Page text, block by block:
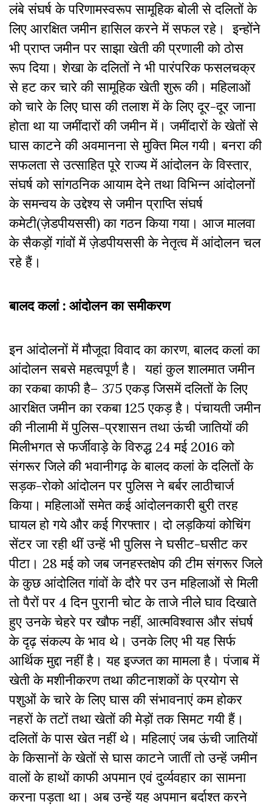
लंबे संघर्ष के परिणामस्वरूप सामूहिक बोली से दलितों के
लिए आरक्षित जमीन हासिल करने में सफल रहे। इन्होंने
भी प्राप्त जमीन पर साझा खेती की प्रणाली को ठोस
रूप दिया। शेखा के दलितों ने भी पारंपरिक फसलचक्र
से हट कर चारे की सामूहिक खेती शुरू की। महिलाओं
को चारे के लिए घास की तलाश में के लिए दूर-दूर जाना
होता था या जमींदारों की जमीन में। जमींदारों के खेतों से
घास काटने की अवमानना से मुक्ति मिल गयी। बनरा की
सफलता से उत्साहित पूरे राज्य में आंदोलन के विस्तार,
संघर्ष को सांगठनिक आयाम देने तथा विभिन्न आंदोलनों
के समन्वय के उद्देश्य से जमीन प्राप्ति संघर्ष
कमेटी(ज़ेडपीयससी) का गठन किया गया। आज मालवा
के सैकड़ों गांवों में ज़ेडपीयससी के नेतृत्व में आंदोलन चल
रहे हैं।
बालद कलां : आंदोलन का समीकरण
इन आंदोलनों में मौजूदा विवाद का कारण, बालद कलां का
आंदोलन सबसे महत्वपूर्ण है। यहां कुल शालमात जमीन
का रकबा काफी है– 375 एकड़ जिसमें दलितों के लिए
आरक्षित जमीन का रकबा 125 एकड़ है। पंचायती जमीन
की नीलामी में पुलिस-प्रशासन तथा ऊंची जातियों की
मिलीभगत से फर्जीवाड़े के विरुद्ध 24 मई 2016 को
संगरूर जिले की भवानीगढ़ के बालद कलां के दलितों के
सड़क-रोको आंदोलन पर पुलिस ने बर्बर लाठीचार्ज
किया। महिलाओं समेत कई आंदोलनकारी बुरी तरह
घायल हो गये और कई गिरफ्तार। दो लड़कियां कोचिंग
सेंटर जा रही थीं उन्हें भी पुलिस ने घसीट-घसीट कर
पीटा। 28 मई को जब जनहस्तक्षेप की टीम संगरूर जिले
के कुछ आंदोलित गांवों के दौरे पर उन महिलाओं से मिली
तो पैरों पर 4 दिन पुरानी चोट के ताजे नीले घाव दिखाते
हुए उनके चेहरे पर खौफ नहीं, आत्मविश्वास और संघर्ष
के दृढ़ संकल्प के भाव थे। उनके लिए भी यह सिर्फ
आर्थिक मुद्दा नहीं है। यह इज्जत का मामला है। पंजाब में
खेती के मशीनीकरण तथा कीटनाशकों के प्रयोग से
पशुओं के चारे के लिए घास की संभावनाएं कम होकर
नहरों के तटों तथा खेतों की मेड़ों तक सिमट गयी हैं।
दलितों के पास खेत नहीं थे। महिलाएं जब ऊंची जातियों
के किसानों के खेतों से घास काटने जातीं तो उन्हें जमीन
वालों के हाथों काफी अपमान एवं दुर्व्यवहार का सामना
करना पड़ता था। अब उन्हें यह अपमान बर्दाश्त करने